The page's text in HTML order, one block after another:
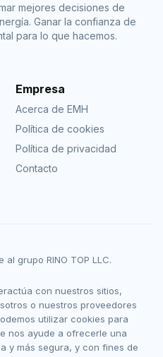
mejores decisiones de
Ganar la confianza de
para lo que hacemos.
Empresa
Acerca de EMH
Política de cookies
Política de privacidad
Contacto
grupo RINO TOP LLC.
con nuestros sitios,
o nuestros proveedores
utilizar cookies para
nos ayude a ofrecerle una
y más segura, y con fines de